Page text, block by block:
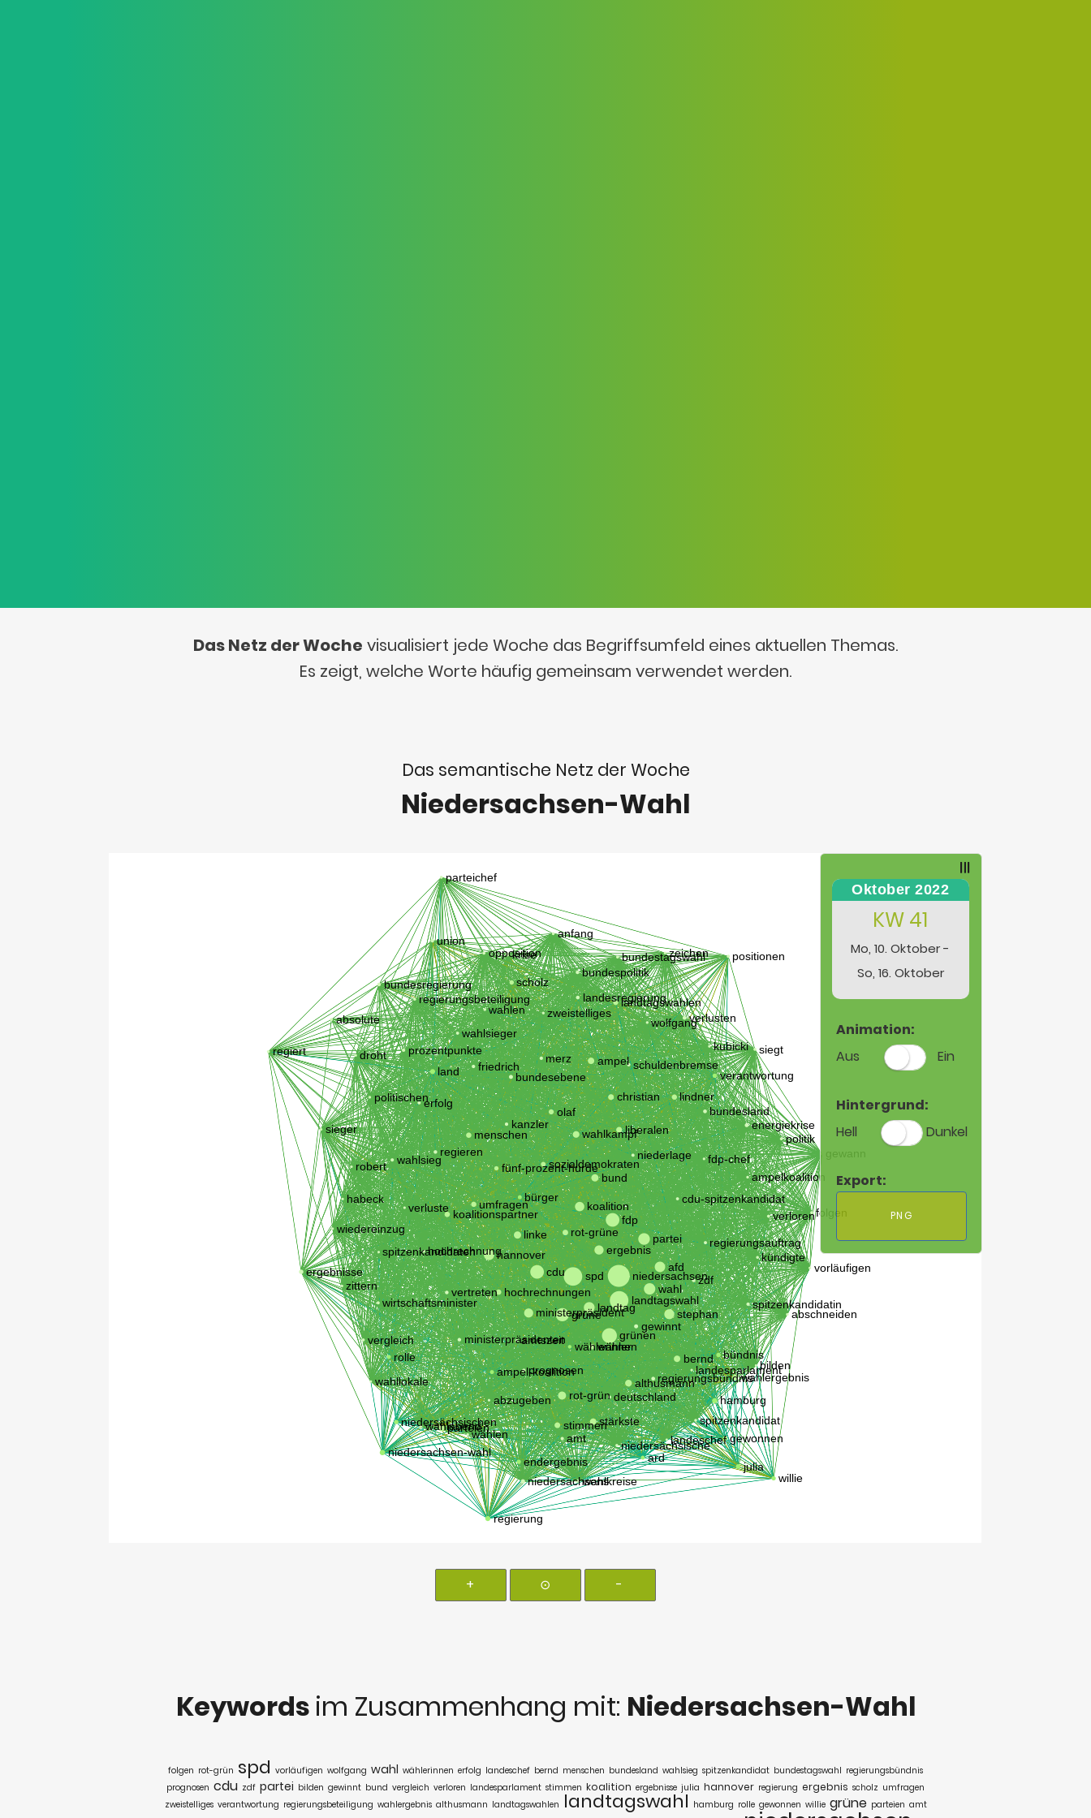
Das Netz der Woche visualisiert jede Woche das Begriffsumfeld eines aktuellen Themas.
Es zeigt, welche Worte häufig gemeinsam verwendet werden.
Das semantische Netz der Woche
Niedersachsen-Wahl
+ ⊙ -
Oktober 2022
KW 41
Mo, 10. Oktober -
So, 16. Oktober
Animation:
Aus
Ein
Hintergrund:
Hell
Dunkel
Export:
PNG
Keywords im Zusammenhang mit: Niedersachsen-Wahl
folgen rot-grün spd vorläufigen wolfgang wahl wählerinnen erfolg landeschef bernd menschen bundesland wahlsieg spitzenkandidat bundestagswahl regierungsbündnis
prognosen cdu zdf partei bilden gewinnt bund vergleich verloren landesparlament stimmen koalition ergebnisse julia hannover regierung ergebnis scholz umfragen
zweistelliges verantwortung regierungsbeteiligung wahlergebnis althusmann landtagswahlen landtagswahl hamburg rolle gewonnen willie grüne parteien amt